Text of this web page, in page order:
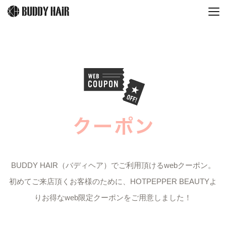
BUDDY HAIR（バディヘア）でご利用頂けるwebクーポン。
初めてご来店頂くお客様のために、HOTPEPPER BEAUTYよ
りお得なweb限定クーポンをご用意しました！